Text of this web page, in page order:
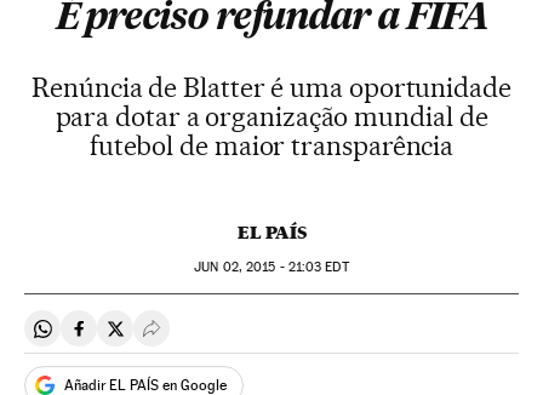
É preciso refundar a FIFA
Renúncia de Blatter é uma oportunidade
para dotar a organização mundial de
futebol de maior transparência
EL PAÍS
JUN 02, 2015 - 21:03 EDT
Compartir en Whatsapp
Compartir en Facebook
Compartir en Twitter
Desplegar Redes Sociales
Añadir EL PAÍS en Google